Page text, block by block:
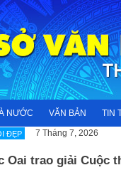
NƯỚC VĂN BẢN TIN
ĐẸP 7 Tháng 7, 2026
Oai trao giải Cuộc